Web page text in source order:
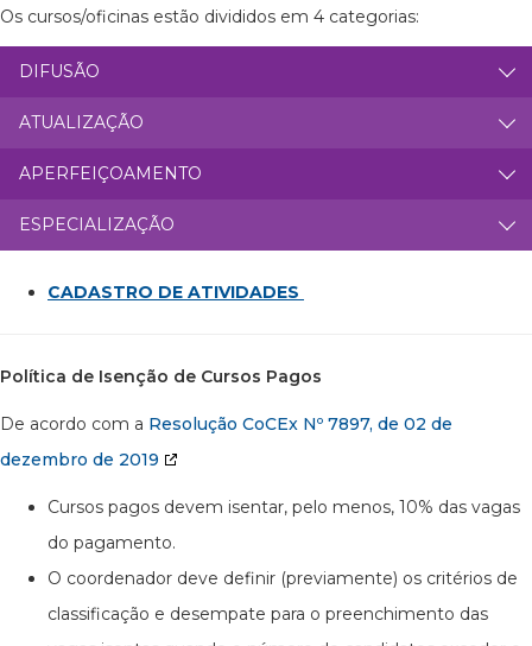
Os cursos/oficinas estão divididos em 4 categorias:
DIFUSÃO
ATUALIZAÇÃO
APERFEIÇOAMENTO
ESPECIALIZAÇÃO
CADASTRO DE ATIVIDADES
Política de Isenção de Cursos Pagos
De acordo com a Resolução CoCEx Nº 7897, de 02 de
dezembro de 2019
Cursos pagos devem isentar, pelo menos, 10% das vagas
do pagamento.
O coordenador deve definir (previamente) os critérios de
classificação e desempate para o preenchimento das